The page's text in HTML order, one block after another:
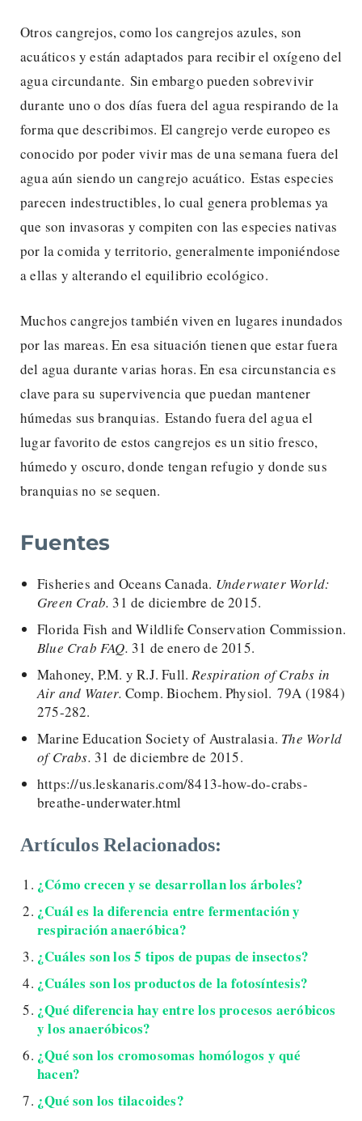
Otros cangrejos, como los cangrejos azules, son
acuáticos y están adaptados para recibir el oxígeno del
agua circundante. Sin embargo pueden sobrevivir
durante uno o dos días fuera del agua respirando de la
forma que describimos. El cangrejo verde europeo es
conocido por poder vivir mas de una semana fuera del
agua aún siendo un cangrejo acuático. Estas especies
parecen indestructibles, lo cual genera problemas ya
que son invasoras y compiten con las especies nativas
por la comida y territorio, generalmente imponiéndose
a ellas y alterando el equilibrio ecológico.
Muchos cangrejos también viven en lugares inundados
por las mareas. En esa situación tienen que estar fuera
del agua durante varias horas. En esa circunstancia es
clave para su supervivencia que puedan mantener
húmedas sus branquias. Estando fuera del agua el
lugar favorito de estos cangrejos es un sitio fresco,
húmedo y oscuro, donde tengan refugio y donde sus
branquias no se sequen.
Fuentes
Fisheries and Oceans Canada. Underwater World:
Green Crab. 31 de diciembre de 2015.
Florida Fish and Wildlife Conservation Commission.
Blue Crab FAQ. 31 de enero de 2015.
Mahoney, P.M. y R.J. Full.Respiration of Crabs in
Air and Water. Comp. Biochem. Physiol. 79A (1984)
275-282.
Marine Education Society of Australasia. The World
of Crabs. 31 de diciembre de 2015.
https://us.leskanaris.com/8413-how-do-crabs-
breathe-underwater.html
Artículos Relacionados:
¿Cómo crecen y se desarrollan los árboles?
¿Cuál es la diferencia entre fermentación y
respiración anaeróbica?
¿Cuáles son los 5 tipos de pupas de insectos?
¿Cuáles son los productos de la fotosíntesis?
¿Qué diferencia hay entre los procesos aeróbicos
y los anaeróbicos?
¿Qué son los cromosomas homólogos y qué
hacen?
¿Qué son los tilacoides?